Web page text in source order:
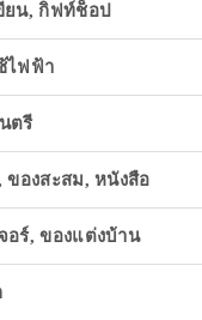
ยน, กิฟท์ช็อป
ไฟฟ้า
ตรี
ของสะสม, หนังสือ
อร์, ของแต่งบ้าน